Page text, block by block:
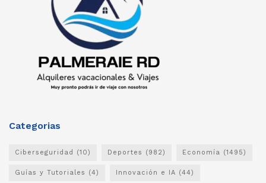
Categorias
Ciberseguridad (10) Deportes (982) Economía (1495)
Guías y Tutoriales (4) Innovación e IA (44)